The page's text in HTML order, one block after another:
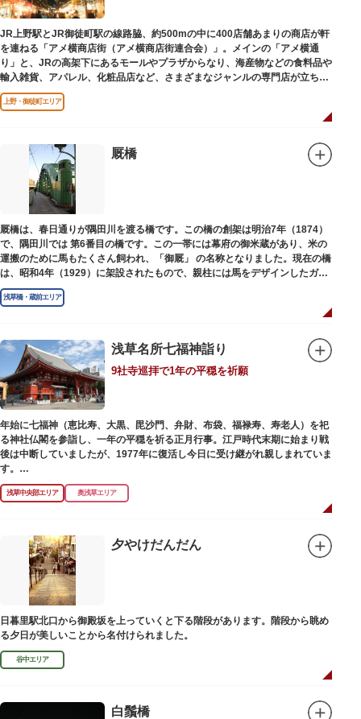
JR上野駅とJR御徒町駅の線路脇、約500mの中に400店舗あまりの商店が軒
を連ねる「アメ横商店街（アメ横商店街連合会）」。メインの「アメ横通
り」と、JRの高架下にあるモールやプラザからなり、海産物などの食料品や
輸入雑貨、アパレル、化粧品店など、さまざまなジャンルの専門店が立ち並
んでいます。活気ある呼び込みが飛び交うなかで、店員さんとの会話も楽し
みながら目玉商品や特価品を探せるのが魅力のひとつ。年末の叩き売りは風
アメ横のはじまりは、物資が底をついた第二次世界大戦後にできた闇市。多
くの闇市が的屋の仕切りであったのに対して、アメ横は満州からの復員兵が
共同体となり連合会を結成。出店を統制し、商店街が形成されました。
当時、JR上野駅のすぐ南に発生した闇市は、飴を販売する屋台があったこと
から「アメヤ横丁（飴屋通り）」と呼ばれるように。反対側のJR御徒町付近
には、アメリカ進駐軍の放出物資を販売する店ができたので「アメリカ横丁
（アメリカ通り）」と呼ばれるようになりました。この2つのエリアが統合
され、今の「アメ横」になったと言われています。
上野・御徒町エリア
厩橋
厩橋は、春日通りが隅田川を渡る橋です。この橋の創架は明治7年（1874）
で、隅田川では 第6番目の橋です。この一帯には幕府の御米蔵があり、米の
運搬のために馬もたくさん飼われ、「御厩」 の名称となりました。現在の橋
は、昭和4年（1929）に架設されたもので、親柱には馬をデザインしたガラ
ス細工が組み込まれています。
浅草橋・蔵前エリア
浅草名所七福神詣り
9社寺巡拝で1年の平穏を祈願
年始に七福神（恵比寿、大黒、毘沙門、弁財、布袋、福禄寿、寿老人）を祀
る神社仏閣を参詣し、一年の平穏を祈る正月行事。江戸時代末期に始まり戦
後は中断していましたが、1977年に復活し今日に受け継がれ親しまれていま
す。
浅草名所七福神の特徴は福禄寿、寿老人が2社ずつあり、巡る社寺が9ヶ所あ
るところ。九は数の究み、鳩と言う字にも使われていて、鳩は「集まる」と
絵馬をつけ、色紙・福絵に御朱印をいただきながら巡拝しましょう。
江戸文化発祥の地といわれる浅草には、観音様の境内を中心として広く各所
に名所・旧跡があります。七福神をめぐる途中、これらの名跡も訪ねながら
江戸文化の面影を偲んでみてはいかがでしょうか。
御利益にあやかりながらの散策は、福徳と心の安らぎを与えてくれることで
しょう。
浅草中央部エリア 奥浅草エリア
夕やけだんだん
日暮里駅北口から御殿坂を上っていくと下る階段があります。階段から眺め
る夕日が美しいことから名付けられました。
谷中エリア
白鬚橋